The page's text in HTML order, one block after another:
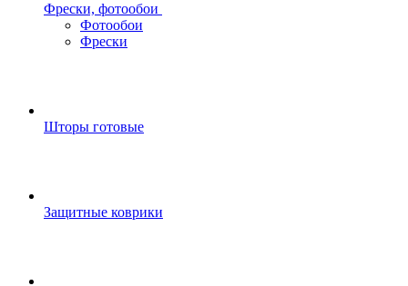
Фрески, фотообои
Фотообои
Фрески
Шторы готовые
Защитные коврики